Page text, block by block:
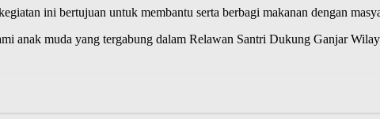
ini bertujuan untuk membantu serta berbagi makanan dengan
anak muda yang tergabung dalam Relawan Santri Dukung Ganjar